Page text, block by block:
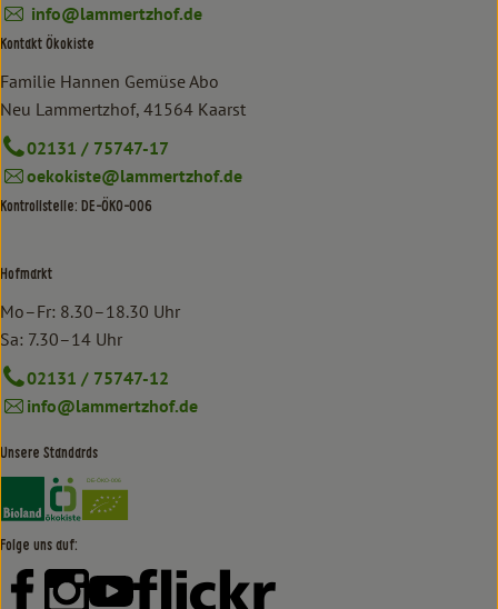
info@lammertzhof.de
Kontakt Ökokiste
Familie Hannen Gemüse Abo
Neu Lammertzhof, 41564 Kaarst
02131 / 75747-17
oekokiste@lammertzhof.de
Kontrollstelle: DE-ÖKO-006
Hofmarkt
Mo–Fr: 8.30–18.30 Uhr
Sa: 7.30–14 Uhr
02131 / 75747-12
info@lammertzhof.de
Unsere Standards
Externer Link zu https://www.bioland.de/verbraucher
Externer Link zu https://www.oekokiste.de/
Folge uns auf:
Externer Link zu https://www.facebook.com/lammertzhof/
Externer Link zu https://www.instagram.com/
Externer Link zu https://www.youtube.com/
Externer Link zu https://